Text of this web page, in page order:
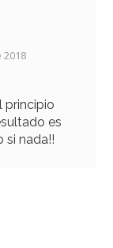
2018
principio
es
si nada!!